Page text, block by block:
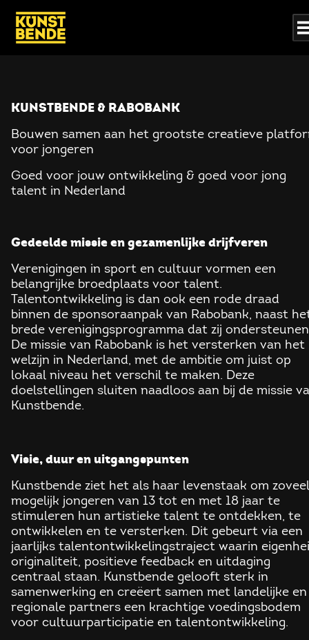
KUNSTBENDE & RABOBANK
Bouwen samen aan het grootste creatieve
voor jongeren
Goed voor jouw ontwikkeling & goed voor jong
talent in Nederland
Gedeelde missie en gezamenlijke drijfveren
Verenigingen in sport en cultuur vormen een
belangrijke broedplaats voor talent.
Talentontwikkeling is dan ook een rode draad
binnen de sponsoraanpak van Rabobank, naast
brede verenigingsprogramma dat zij
De missie van Rabobank is het versterken van het
welzijn in Nederland, met de ambitie om juist op
lokaal niveau het verschil te maken. Deze
doelstellingen sluiten naadloos aan bij de missie
Kunstbende.
Visie, duur en uitgangspunten
Kunstbende ziet het als haar levenstaak om zoveel
mogelijk jongeren van 13 tot en met 18 jaar te
stimuleren hun artistieke talent te ontdekken, te
ontwikkelen en te versterken. Dit gebeurt via een
jaarlijks talentontwikkelingstraject waarin
originaliteit, positieve feedback en uitdaging
centraal staan. Kunstbende gelooft sterk in
samenwerking en creëert samen met landelijke en
regionale partners een krachtige voedingsbodem
voor cultuurparticipatie en talentontwikkeling.